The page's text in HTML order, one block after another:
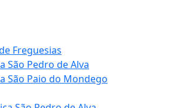
Freguesias
São Pedro de Alva
São Paio do Mondego